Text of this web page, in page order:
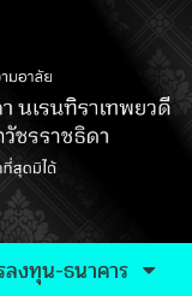
ลงทุน-ธนาคาร